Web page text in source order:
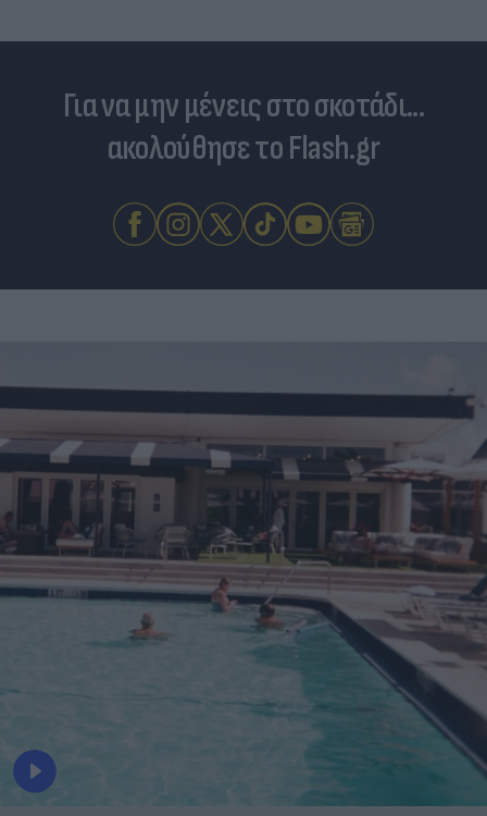
Για να μην μένεις στο σκοτάδι...
ακολούθησε το Flash.gr